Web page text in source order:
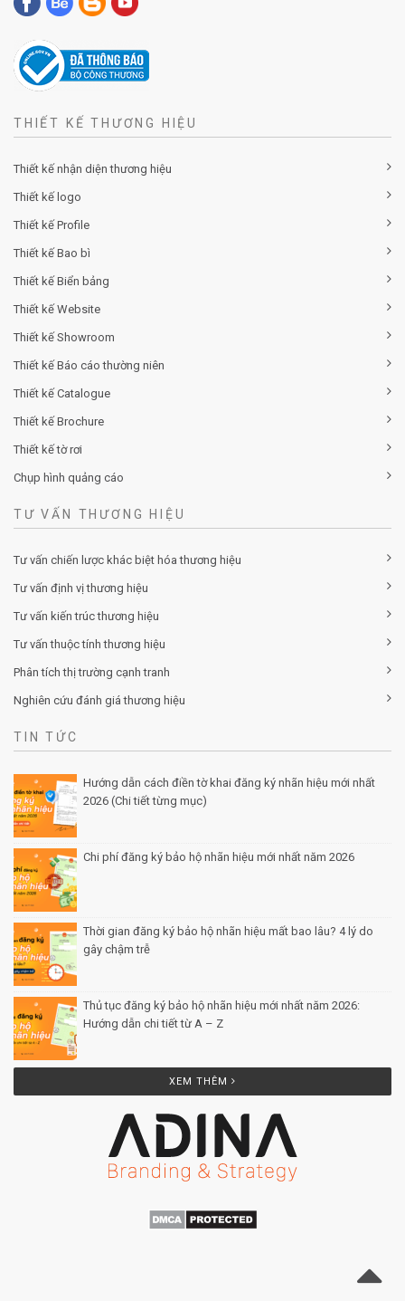
THIẾT KẾ THƯƠNG HIỆU
Thiết kế nhận diện thương hiệu
Thiết kế logo
Thiết kế Profile
Thiết kế Bao bì
Thiết kế Biển bảng
Thiết kế Website
Thiết kế Showroom
Thiết kế Báo cáo thường niên
Thiết kế Catalogue
Thiết kế Brochure
Thiết kế tờ rơi
Chụp hình quảng cáo
TƯ VẤN THƯƠNG HIỆU
Tư vấn chiến lược khác biệt hóa thương hiệu
Tư vấn định vị thương hiệu
Tư vấn kiến trúc thương hiệu
Tư vấn thuộc tính thương hiệu
Phân tích thị trường cạnh tranh
Nghiên cứu đánh giá thương hiệu
TIN TỨC
Hướng dẫn cách điền tờ khai đăng ký nhãn hiệu mới nhất
2026 (Chi tiết từng mục)
Chi phí đăng ký bảo hộ nhãn hiệu mới nhất năm 2026
Thời gian đăng ký bảo hộ nhãn hiệu mất bao lâu? 4 lý do
gây chậm trễ
Thủ tục đăng ký bảo hộ nhãn hiệu mới nhất năm 2026:
Hướng dẫn chi tiết từ A – Z
XEM THÊM